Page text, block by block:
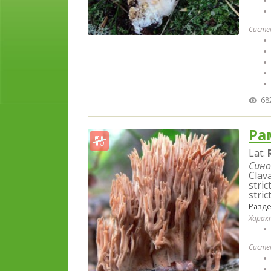
Lat: